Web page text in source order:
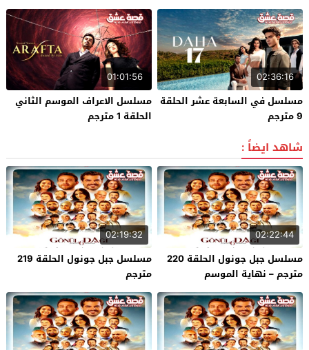
02:36:16
مسلسل في السابعة عشر الحلقة
9 مترجم
01:01:56
مسلسل الاعراف الموسم الثاني
الحلقة 1 مترجم
شاهد ايضاً :
02:22:44
مسلسل جبل جونول الحلقة 220
مترجم – نهاية الموسم
02:19:32
مسلسل جبل جونول الحلقة 219
مترجم